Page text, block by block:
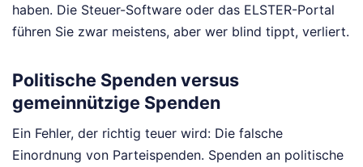
haben. Die Steuer-Software oder das ELSTER-Portal
führen Sie zwar meistens, aber wer blind tippt, verliert.
Politische Spenden versus
gemeinnützige Spenden
Ein Fehler, der richtig teuer wird: Die falsche
Einordnung von Parteispenden. Spenden an politische